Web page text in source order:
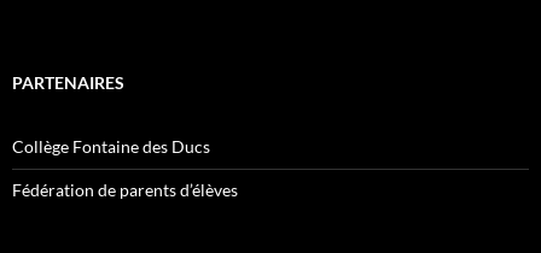
PARTENAIRES
Collège Fontaine des Ducs
Fédération de parents d’élèves